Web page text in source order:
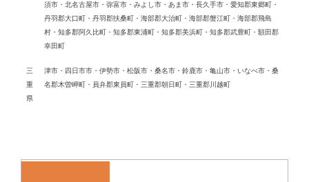
須市・北名古屋市・弥富市・みよし市・あま市・長久手市・愛知郡東郷町・
丹羽郡大口町・丹羽郡扶桑町・海部郡大治町・海部郡蟹江町・海部郡飛島
村・知多郡阿久比町・知多郡東浦町・知多郡美浜町・知多郡武豊町・額田郡
幸田町
三
重
県
津市・四日市市・伊勢市・松阪市・桑名市・鈴鹿市・亀山市・いなべ市・桑
名郡木曽岬町・員弁郡東員町・三重郡朝日町・三重郡川越町